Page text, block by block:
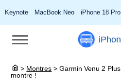
Keynote MacBook Neo iPhone 18 Pro
> Montres > Garmin Venu 2
montre !